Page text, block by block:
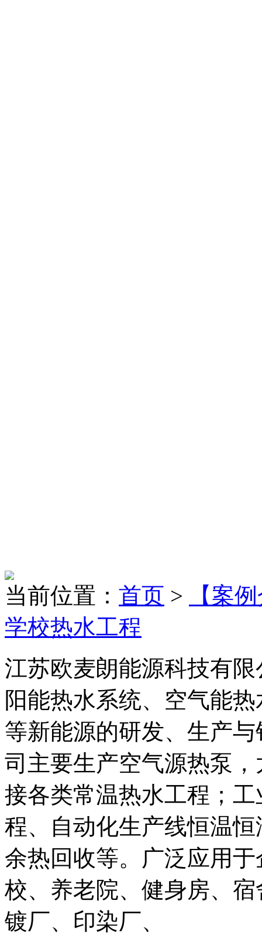
当前位置： 首页 >
【案
学校热水工程
江苏欧麦朗能源科技有
阳能热水系统、空气能
等新能源的研发、生产
司主要生产空气源热泵
接各类常温热水工程；
程、自动化生产线恒温
余热回收等。广泛应用
校、养老院、健身房、
镀厂、印染厂、